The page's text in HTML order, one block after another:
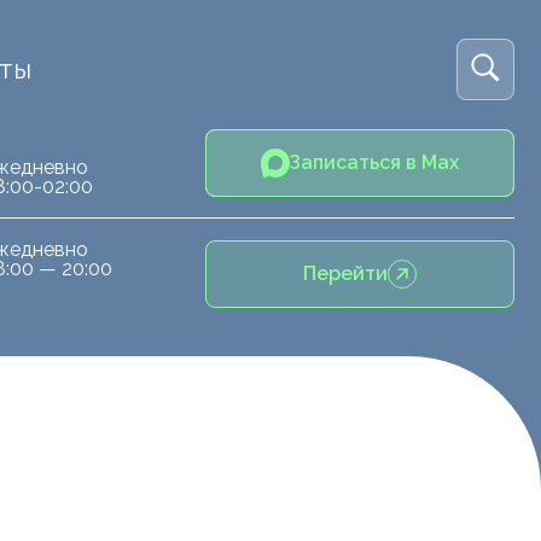
02:00
— 20:00
Записаться в Max
Перейти